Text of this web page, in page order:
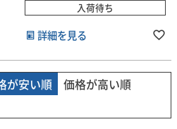
入荷待ち
詳細を見る
が安い順
価格が高い順